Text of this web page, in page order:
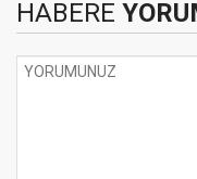
HABERE